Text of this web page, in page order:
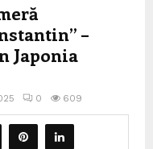
–
Japonia
0 609